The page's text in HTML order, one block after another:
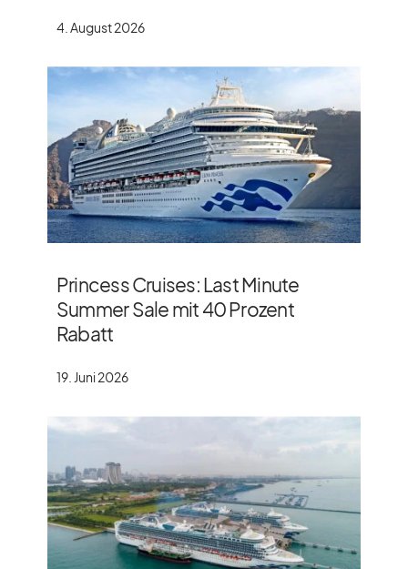
4. August 2026
Princess Cruises: Last Minute
Summer Sale mit 40 Prozent
Rabatt
19. Juni 2026